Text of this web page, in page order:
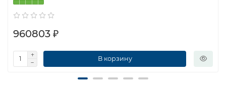
960803 ₽
В корзину